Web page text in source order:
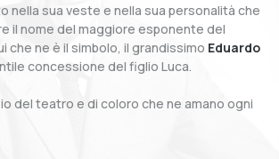
nella sua veste e nella sua personalità che
il nome del maggiore esponente del
che ne è il simbolo, il grandissimo Eduardo
concessione del figlio Luca.
del teatro e di coloro che ne amano ogni